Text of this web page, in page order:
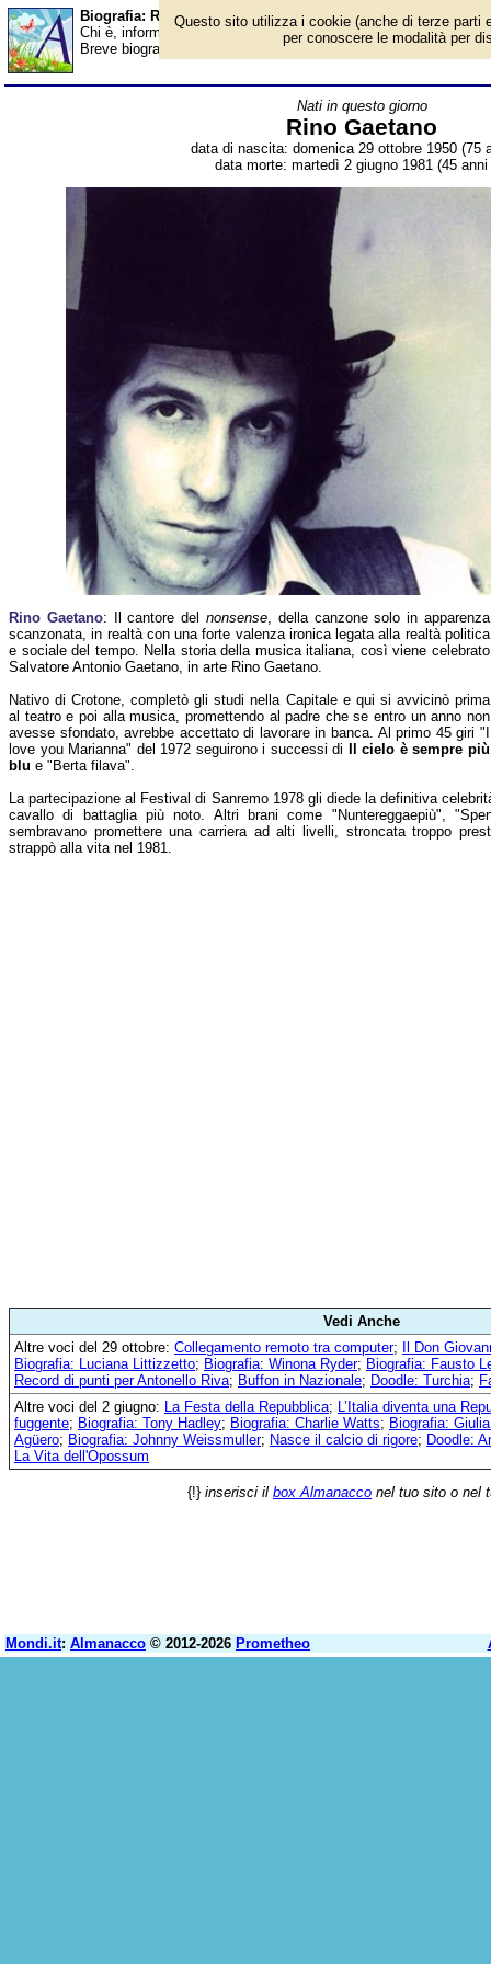
Biografia: Rino Gaetano - Almanacco
Chi è, informazioni, foto, qual è la data di nascita, dove è nato,
Breve biografia. Voce dell'Almanacco.
Nati in questo giorno
Rino Gaetano
data di nascita: domenica 29 ottobre 1950 (75
data morte: martedì 2 giugno 1981 (45 anni
Rino Gaetano: Il cantore delnonsense, della canzone solo in apparenza
scanzonata, in realtà con una forte valenza ironica legata alla realtà politica
e sociale del tempo. Nella storia della musica italiana, così viene celebrato
Salvatore Antonio Gaetano, in arte Rino Gaetano.
Nativo di Crotone, completò gli studi nella Capitale e qui si avvicinò prima
al teatro e poi alla musica, promettendo al padre che se entro un anno non
avesse sfondato, avrebbe accettato di lavorare in banca. Al primo 45 giri "I
love you Marianna" del 1972 seguirono i successi di
Il cielo è sempre più
blu e "Berta filava".
La partecipazione al Festival di Sanremo 1978 gli diede la definitiva
cavallo di battaglia più noto. Altri brani come "Nuntereggaepiù",
sembravano promettere una carriera ad alti livelli, stroncata troppo
strappò alla vita nel 1981.
Vedi Anche
Altre voci del 29 ottobre: Collegamento remoto tra computer;
Il Don
Biografia: Luciana Littizzetto; Biografia: Winona Ryder; Biografia: Fausto
Record di punti per Antonello Riva; Buffon in Nazionale; Doodle: Turchia;
Altre voci del 2 giugno: La Festa della Repubblica; L’Italia diventa una
fuggente; Biografia: Tony Hadley; Biografia: Charlie Watts; Biografia:
Agüero; Biografia: Johnny Weissmuller; Nasce il calcio di rigore; Doodle:
La Vita dell'Opossum
{!} inserisci il box Almanacco nel tuo sito o nel
Mondi.it: Almanacco © 2012-2026 Prometheo
Questo sito utilizza i cookie (anche di terze parti
per conoscere le modalità per